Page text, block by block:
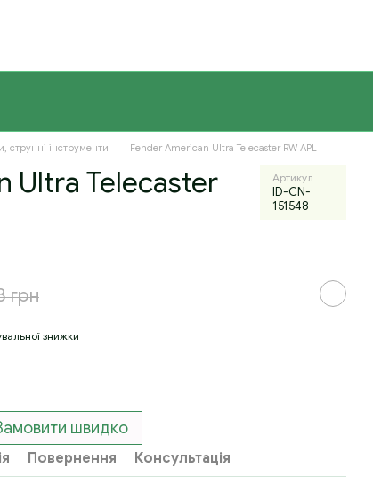
струнні інструменти Fender American Ultra Telecaster RW APL
Ultra Telecaster
Артикул
ID-CN-
151548
грн
знижки
швидко
Повернення Консультація